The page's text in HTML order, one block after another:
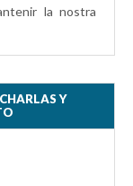
la nostra
Y